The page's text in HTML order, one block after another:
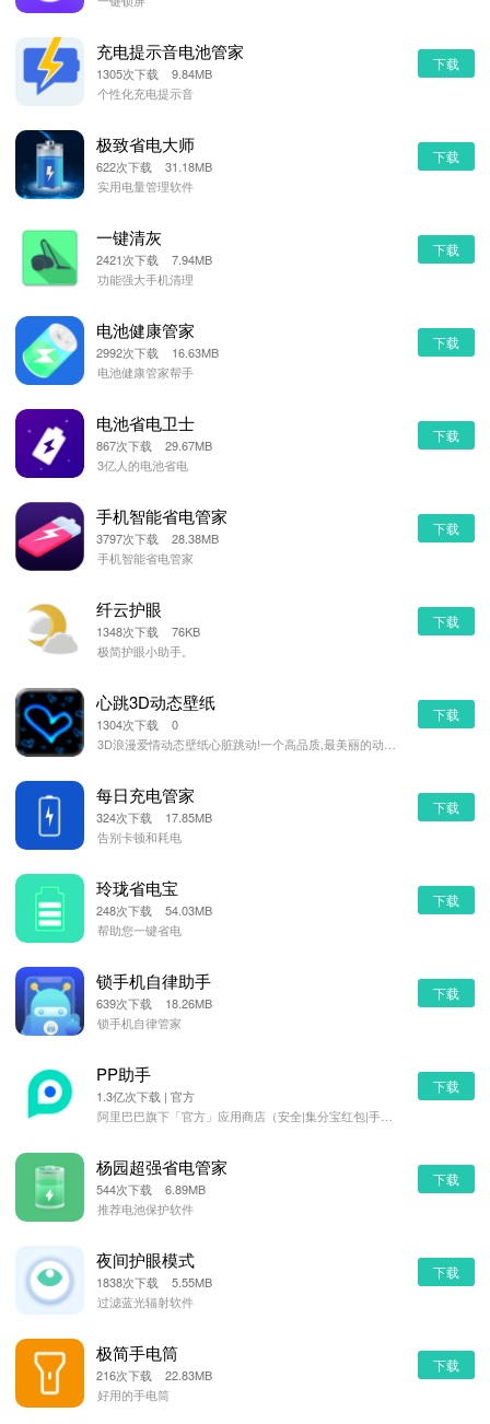
充电提示音电池管家
1305次下载 9.84MB
个性化充电提示音
下载
极致省电大师
622次下载 31.18MB
实用电量管理软件
下载
一键清灰
2421次下载 7.94MB
功能强大手机清理
下载
电池健康管家
2992次下载 16.63MB
电池健康管家帮手
下载
电池省电卫士
867次下载 29.67MB
3亿人的电池省电
下载
手机智能省电管家
3797次下载 28.38MB
手机智能省电管家
下载
纤云护眼
1348次下载 76KB
极简护眼小助手。
下载
心跳3D动态壁纸
1304次下载 0
下载
每日充电管家
324次下载 17.85MB
告别卡顿和耗电
下载
玲珑省电宝
248次下载 54.03MB
帮助您一键省电
下载
锁手机自律助手
639次下载 18.26MB
锁手机自律管家
下载
PP助手
1.3亿次下载 | 官方
下载
杨园超强省电管家
544次下载 6.89MB
推荐电池保护软件
下载
夜间护眼模式
1838次下载 5.55MB
过滤蓝光辐射软件
下载
极简手电筒
216次下载 22.83MB
好用的手电筒
下载